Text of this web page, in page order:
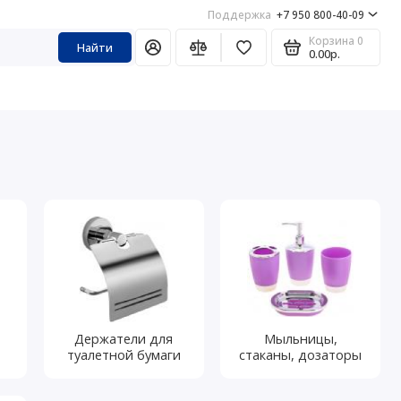
Поддержка +7 950 800-40-09
Найти Корзина 0
0.00р.
Держатели для
туалетной бумаги
Мыльницы,
стаканы, дозаторы